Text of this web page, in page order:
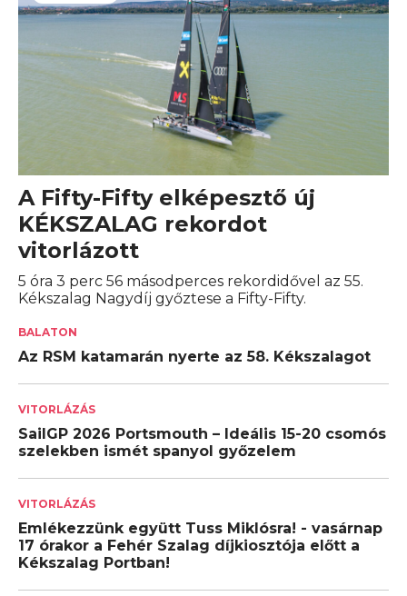
A Fifty-Fifty elképesztő új
KÉKSZALAG rekordot
vitorlázott
5 óra 3 perc 56 másodperces rekordidővel az 55.
Kékszalag Nagydíj győztese a Fifty-Fifty.
BALATON
Az RSM katamarán nyerte az 58. Kékszalagot
VITORLÁZÁS
SailGP 2026 Portsmouth – Ideális 15-20 csomós
szelekben ismét spanyol győzelem
VITORLÁZÁS
Emlékezzünk együtt Tuss Miklósra! - vasárnap
17 órakor a Fehér Szalag díjkiosztója előtt a
Kékszalag Portban!